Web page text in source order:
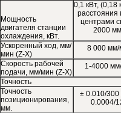
Мощность
двигателя станции
охлаждения, кВт.
0,1 кВт, (0,18
расстояния
центрами
2000
Ускоренный ход, мм/
мин (Z-X)
8 000 мм/
Скорость рабочей
подачи, мм/мин (Z-X)
1-4000
Точность
Точность
позиционирования,
мм.
± 0.010/
0.0004/